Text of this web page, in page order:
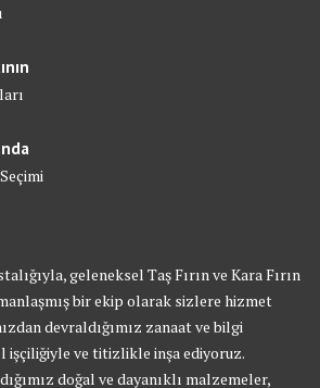
geleneksel Taş Fırın ve Kara Fırın
bir ekip olarak sizlere hizmet
devraldığımız zanaat ve bilgi
işçiliğiyle ve titizlikle inşa ediyoruz.
doğal ve dayanıklı malzemeler,